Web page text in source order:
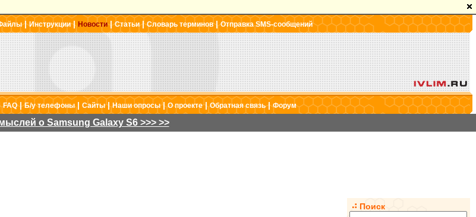
|Инструкции| Новости|Статьи|Словарь терминов|Отправка SMS-сообщений
FAQ|Б/у телефоны| Сайты|Наши опросы|О проекте|Обратная связь|Форум
о Samsung Galaxy S6 >>> >>
Поиск